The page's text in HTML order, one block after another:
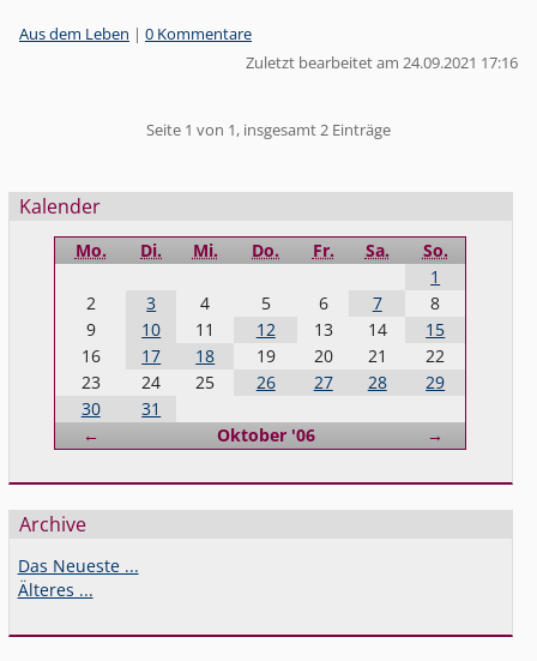
Kategorien:
Aus dem Leben | 0 Kommentare
Zuletzt bearbeitet am 24.09.2021 17:16
Seite 1 von 1, insgesamt 2 Einträge
Seitenleiste
Kalender
Mo. Di. Mi. Do. Fr. Sa. So.
← Oktober '06 Vorwärts
→
1
2
3 4 5 6 7
8
9
10 11 12 13 14
15
16
17 18 19 20 21
22
23
24 25 26 27 28
29
30
31
Archive
Das Neueste ...
Älteres ...